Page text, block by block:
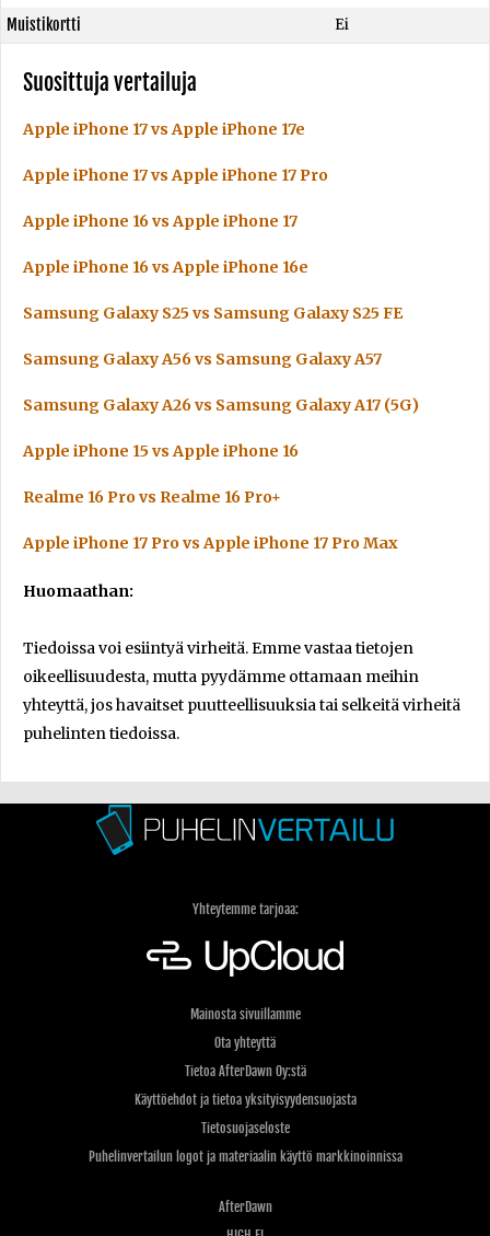
Muistikortti
Ei
Suosittuja vertailuja
Apple iPhone 17 vs Apple iPhone 17e
Apple iPhone 17 vs Apple iPhone 17 Pro
Apple iPhone 16 vs Apple iPhone 17
Apple iPhone 16 vs Apple iPhone 16e
Samsung Galaxy S25 vs Samsung Galaxy S25 FE
Samsung Galaxy A56 vs Samsung Galaxy A57
Samsung Galaxy A26 vs Samsung Galaxy A17 (5G)
Apple iPhone 15 vs Apple iPhone 16
Realme 16 Pro vs Realme 16 Pro+
Apple iPhone 17 Pro vs Apple iPhone 17 Pro Max
Huomaathan:
Tiedoissa voi esiintyä virheitä. Emme vastaa tietojen
oikeellisuudesta, mutta pyydämme ottamaan meihin
yhteyttä, jos havaitset puutteellisuuksia tai selkeitä virheitä
puhelinten tiedoissa.
Yhteytemme tarjoaa:
Mainosta sivuillamme
Ota yhteyttä
Tietoa AfterDawn Oy:stä
Käyttöehdot ja tietoa yksityisyydensuojasta
Tietosuojaseloste
Puhelinvertailun logot ja materiaalin käyttö markkinoinnissa
AfterDawn